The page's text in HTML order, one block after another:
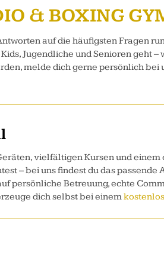
& BOXING
auf die häufigsten Fragen
Jugendliche und Senioren geht
melde dich gerne persönlich bei
vielfältigen Kursen und
– bei uns findest du das passende
persönliche Betreuung, echte
dich selbst bei einem